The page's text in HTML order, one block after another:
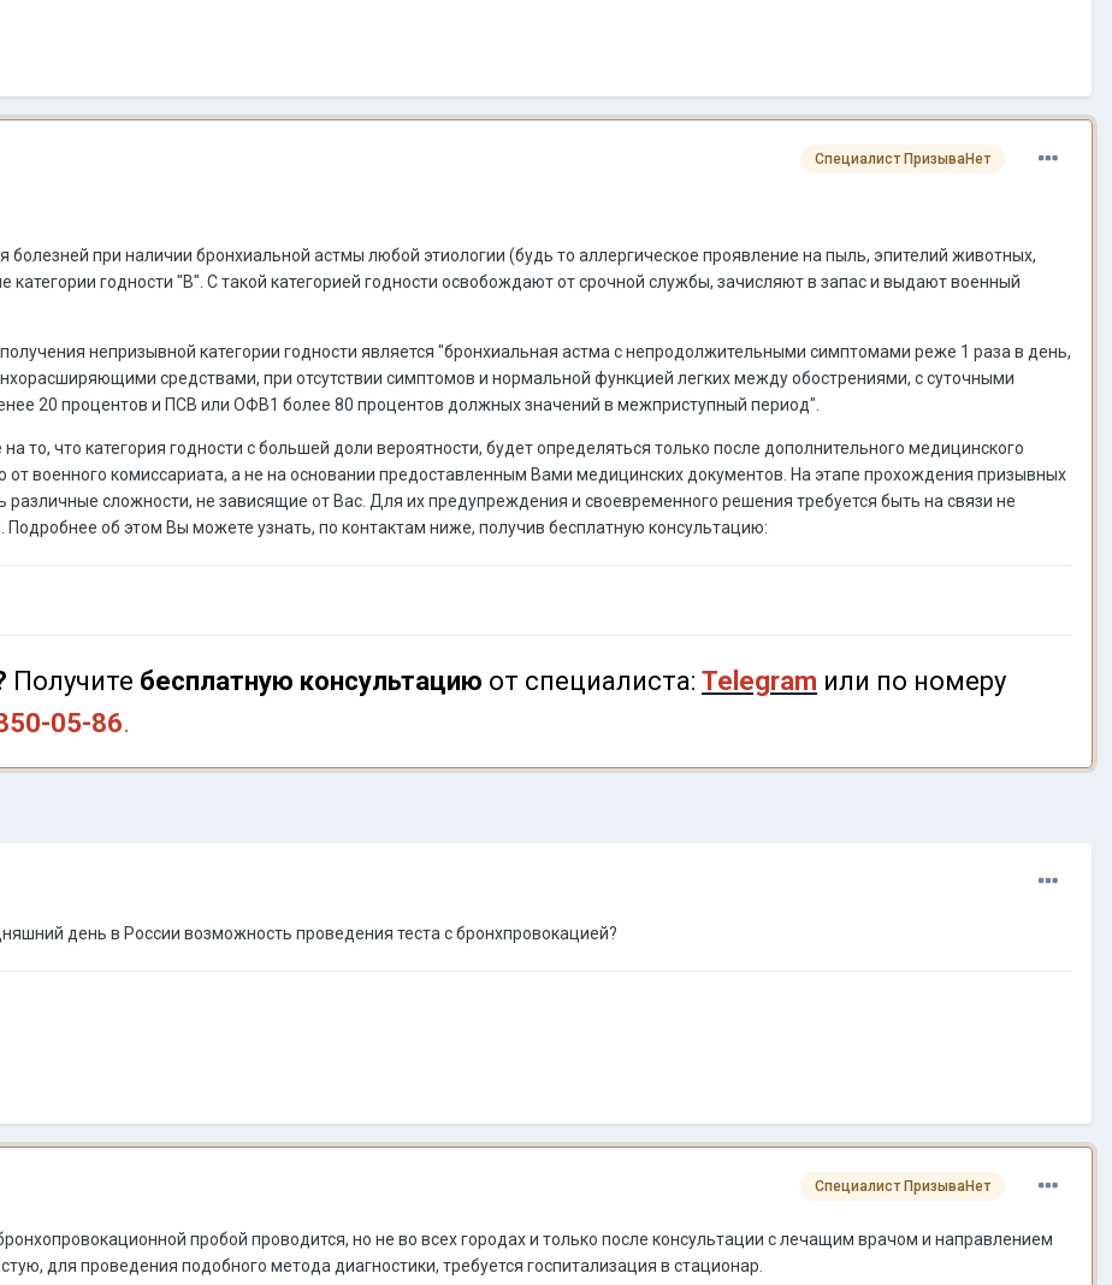
Специалист ПризываНет
болезней при наличии бронхиальной астмы любой этиологии (будь то аллергическое проявление на пыль, эпителий животных,
категории годности "В". С такой категорией годности освобождают от срочной службы, зачисляют в запас и выдают военный
непризывной категории годности является "бронхиальная астма с непродолжительными симптомами реже 1 раза в день,
средствами, при отсутствии симптомов и нормальной функцией легких между обострениями, с суточными
20 процентов и ПСВ или ОФВ1 более 80 процентов должных значений в межприступный период".
то, что категория годности с большей доли вероятности, будет определяться только после дополнительного медицинского
военного комиссариата, а не на основании предоставленным Вами медицинских документов. На этапе прохождения призывных
различные сложности, не зависящие от Вас. Для их предупреждения и своевременного решения требуется быть на связи не
Подробнее об этом Вы можете узнать, по контактам ниже, получив бесплатную консультацию:
Получите бесплатную консультацию от специалиста: Telegram или по номеру
05-86.
день в России возможность проведения теста с бронхпровокацией?
Специалист ПризываНет
пробой проводится, но не во всех городах и только после консультации с лечащим врачом и направлением
для проведения подобного метода диагностики, требуется госпитализация в стационар.